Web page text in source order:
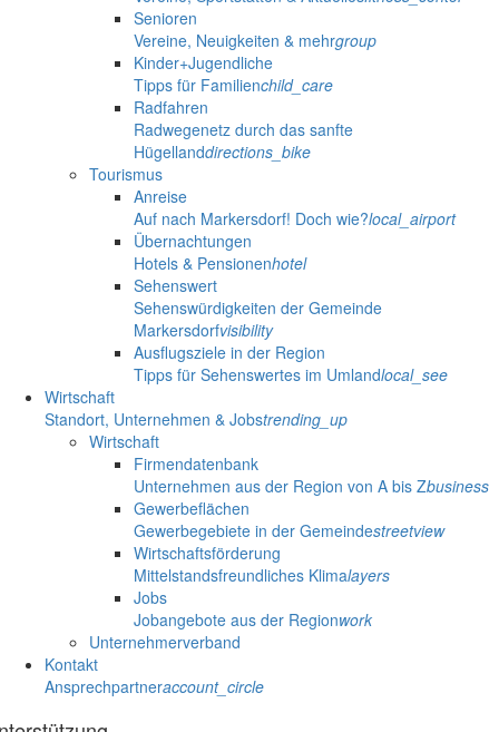
Senioren
Vereine, Neuigkeiten & mehrgroup
Kinder+Jugendliche
Tipps für Familienchild_care
Radfahren
Radwegenetz durch das sanfte
Hügellanddirections_bike
Tourismus
Anreise
Auf nach Markersdorf! Doch wie?local_airport
Übernachtungen
Hotels & Pensionenhotel
Sehenswert
Sehenswürdigkeiten der Gemeinde
Markersdorfvisibility
Ausflugsziele in der Region
Tipps für Sehenswertes im Umlandlocal_see
Wirtschaft
Standort, Unternehmen & Jobstrending_up
Wirtschaft
Firmendatenbank
Unternehmen aus der Region von A bis Zbusiness
Gewerbeflächen
Gewerbegebiete in der Gemeindestreetview
Wirtschaftsförderung
Mittelstandsfreundliches Klimalayers
Jobs
Jobangebote aus der Regionwork
Unternehmerverband
Kontakt
Ansprechpartneraccount_circle